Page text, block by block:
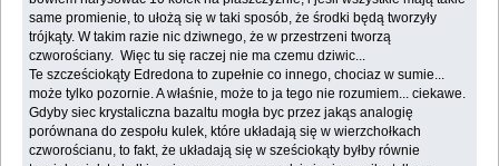
same promienie, to ułożą się w taki sposób, że środki będą tworzyły
trójkąty. W takim razie nic dziwnego, że w przestrzeni tworzą
czworościany. Więc tu się raczej nie ma czemu dziwic...
Te szcześciokąty Edredona to zupełnie co innego, chociaz w sumie...
może tylko pozornie. A właśnie, może to ja tego nie rozumiem... ciekawe.
Gdyby siec krystaliczna bazaltu mogła byc przez jakąs analogię
porównana do zespołu kulek, które układają się w wierzchołkach
czworościanu, to fakt, że układają się w sześciokąty byłby równie